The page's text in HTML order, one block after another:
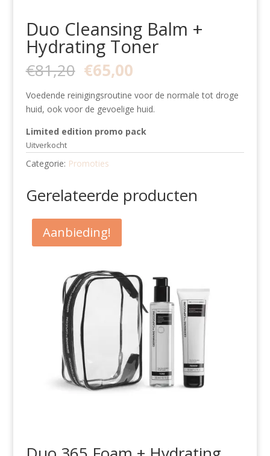
Duo Cleansing Balm +
Hydrating Toner
€81,20 Oorspronkelijke
prijs
was:
€81,20.
€65,00Huidige
is:
€65,00.
Voedende reinigingsroutine voor de normale tot droge
huid, ook voor de gevoelige huid.
Limited edition promo pack
Uitverkocht
Categorie: Promoties
Gerelateerde producten
Aanbieding!